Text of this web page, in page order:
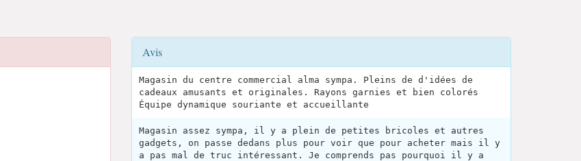
Avis
Magasin du centre commercial alma sympa. Pleins de d'idées de
cadeaux amusants et originales. Rayons garnies et bien colorés
Équipe dynamique souriante et accueillante
Magasin assez sympa, il y a plein de petites bricoles et autres
gadgets, on passe dedans plus pour voir que pour acheter mais il y
a pas mal de truc intéressant. Je comprends pas pourquoi il y a